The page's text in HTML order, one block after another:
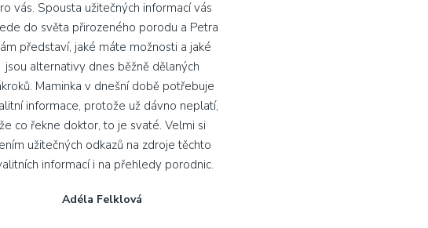
vás. Spousta užitečných informací vás
do světa přirozeného porodu a Petra
představí, jaké máte možnosti a jaké
jsou alternativy dnes běžně dělaných
Maminka v dnešní době potřebuje
informace, protože už dávno neplatí,
že co řekne doktor, to je svaté. Velmi si
užitečných odkazů na zdroje těchto
informací i na přehledy porodnic.
Adéla Felklová